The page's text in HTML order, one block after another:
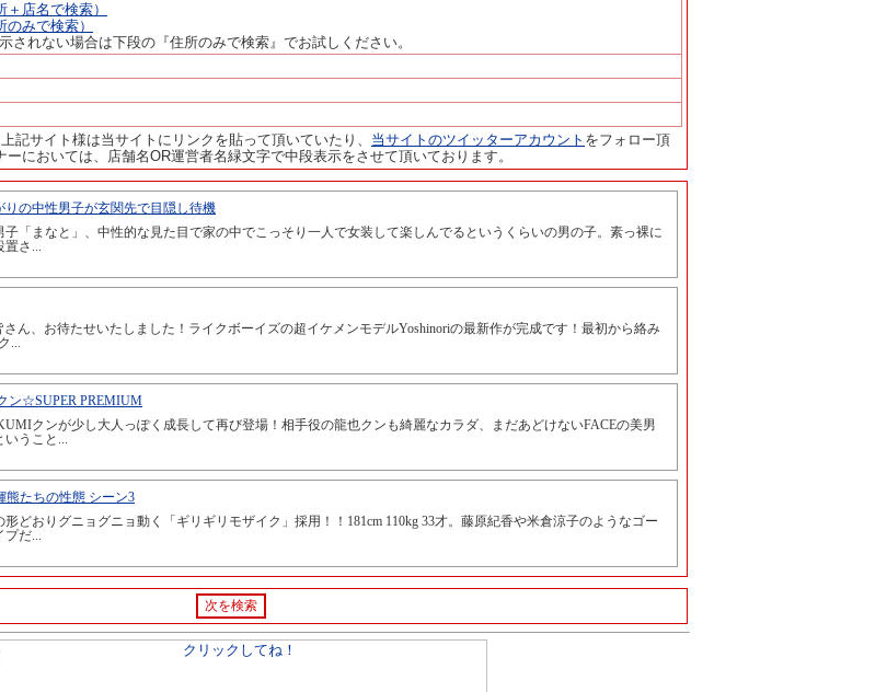
店名で検索）
みで検索）
されない場合は下段の『住所のみで検索』でお試しください。
上記サイト様は当サイトにリンクを貼って頂いていたり、 当サイトのツイッターアカウント をフォロー頂
においては、店舗名OR運営者名緑文字で中段表示をさせて頂いております。